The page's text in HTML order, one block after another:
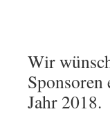
Wir
Sponsoren
Jahr 2018.